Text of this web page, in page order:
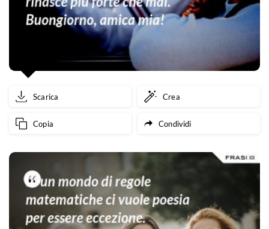
Scarica Crea
Copia Condividi